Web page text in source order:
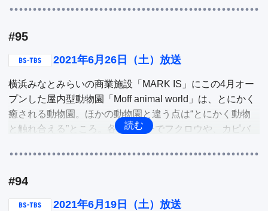
他
そこで、今「Tokiwa-Sou」で実際に暮らしているのはどん
を深掘り。
#95
2021年6月26日（土）放送
横浜みなとみらいの商業施設「MARK IS」にこの4月オー
プンした屋内型動物園「Moff animal world」は、とにかく
癒される動物園。ほかの動物園と違う点は“とにかく動物
と触れ合える”ところ。各コーナーでフクロウや、カピバ
の体験も。そんな屋内型動物園を深掘り。
日々の食卓や食生活を持続可能にするために、様々なこと
に配慮して作られている「サステナブルフード」が話題
#94
2021年6月19日（土）放送